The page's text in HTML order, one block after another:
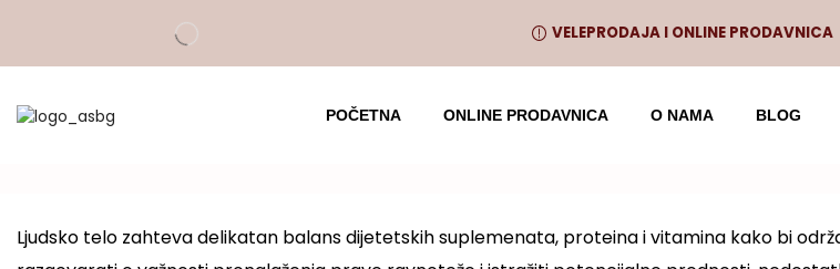
VELEPRODAJA I ONLINE PRODAVNICA
POČETNA ONLINE PRODAVNICA O NAMA BLOG
Ljudsko telo zahteva delikatan balans dijetetskih suplemenata, proteina i vitamina kako bi